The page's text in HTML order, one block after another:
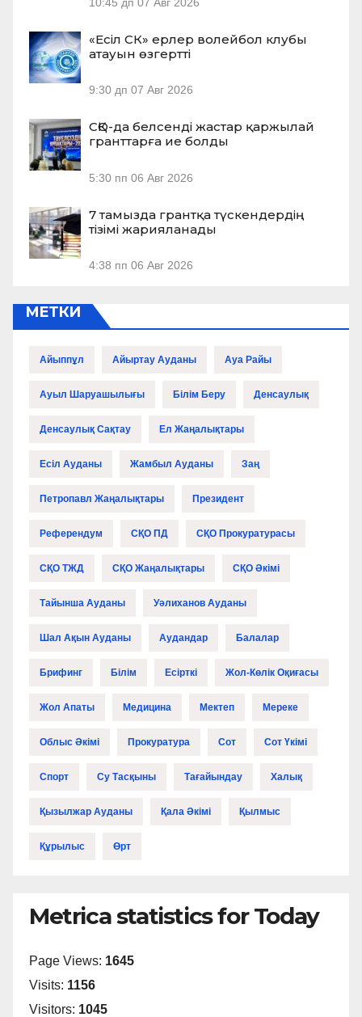
10:45 дп 07 Авг 2026
«Есіл СК» ерлер волейбол клубы
атауын өзгертті
9:30 дп 07 Авг 2026
СҚО-да белсенді жастар қаржылай
гранттарға ие болды
5:30 пп 06 Авг 2026
7 тамызда грантқа түскендердің
тізімі жарияланады
4:38 пп 06 Авг 2026
МЕТКИ
Айыппұл Айыртау Ауданы Ауа Райы
Ауыл Шаруашылығы Білім Беру Денсаулық
Денсаулық Сақтау Ел Жаңалықтары
Есіл Ауданы Жамбыл Ауданы Заң
Петропавл Жаңалықтары Президент
Референдум СҚО ПД СҚО Прокуратурасы
СҚО ТЖД СҚО Жаңалықтары СҚО Әкімі
Тайынша Ауданы Уәлиханов Ауданы
Шал Ақын Ауданы Аудандар Балалар
Брифинг Білім Есірткі Жол-Көлік Оқиғасы
Жол Апаты Медицина Мектеп Мереке
Облыс Әкімі Прокуратура Сот Сот Үкімі
Спорт Су Тасқыны Тағайындау Халық
Қызылжар Ауданы Қала Әкімі Қылмыс
Құрылыс Өрт
Metrica statistics for Today
Page Views: 1645
Visits: 1156
Visitors: 1045